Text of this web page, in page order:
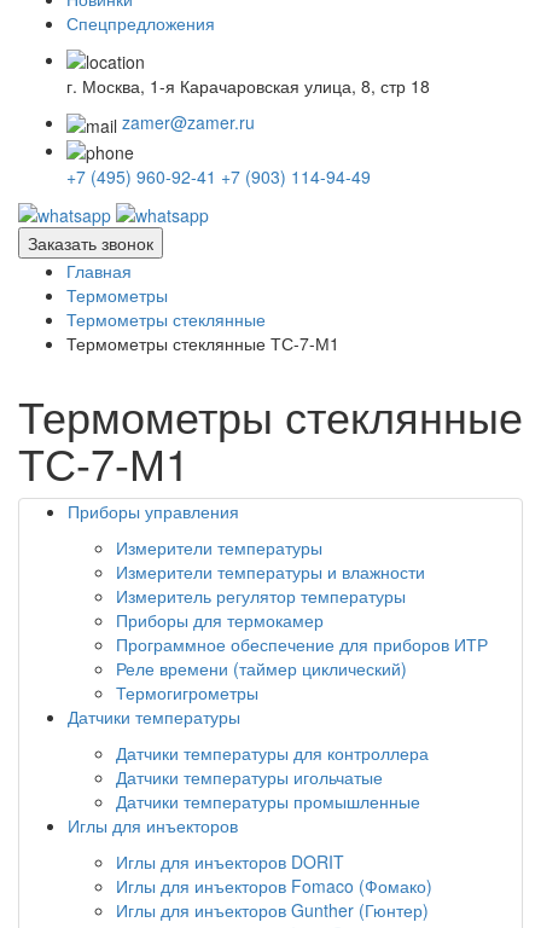
Спецпредложения
г. Москва, 1-я Карачаровская улица, 8, стр 18
zamer@zamer.ru
+7 (495) 960-92-41 +7 (903) 114-94-49
Заказать звонок
Главная
Термометры
Термометры стеклянные
Термометры стеклянные ТС-7-М1
Термометры стеклянные
ТС-7-М1
Приборы управления
Измерители температуры
Измерители температуры и влажности
Измеритель регулятор температуры
Приборы для термокамер
Программное обеспечение для приборов ИТР
Реле времени (таймер циклический)
Термогигрометры
Датчики температуры
Датчики температуры для контроллера
Датчики температуры игольчатые
Датчики температуры промышленные
Иглы для инъекторов
Иглы для инъекторов DORIT
Иглы для инъекторов Fomaco (Фомако)
Иглы для инъекторов Gunther (Гюнтер)